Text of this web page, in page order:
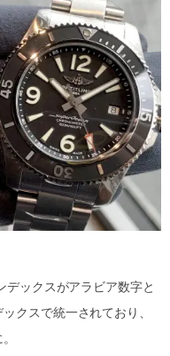
ックスがアラビア数字と
クスで統一されており、